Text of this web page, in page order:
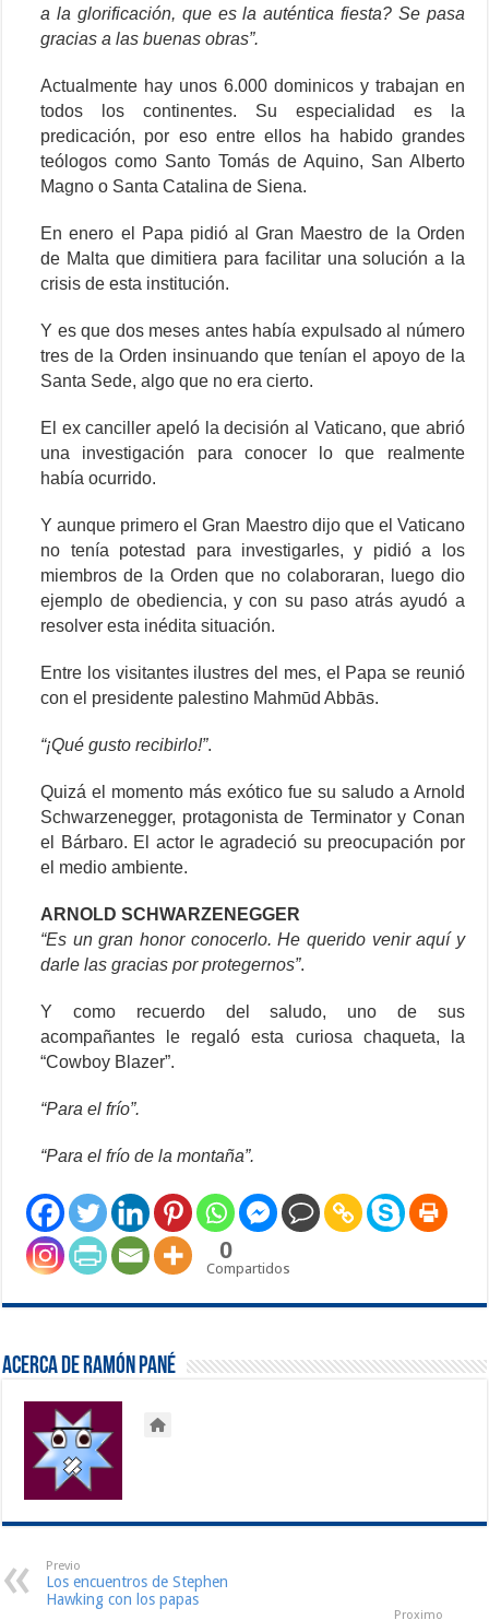
a la glorificación, que es la auténtica fiesta? Se pasa
gracias a las buenas obras”.
Actualmente hay unos 6.000 dominicos y trabajan en
todos los continentes. Su especialidad es la
predicación, por eso entre ellos ha habido grandes
teólogos como Santo Tomás de Aquino, San Alberto
Magno o Santa Catalina de Siena.
En enero el Papa pidió al Gran Maestro de la Orden
de Malta que dimitiera para facilitar una solución a la
crisis de esta institución.
Y es que dos meses antes había expulsado al número
tres de la Orden insinuando que tenían el apoyo de la
Santa Sede, algo que no era cierto.
El ex canciller apeló la decisión al Vaticano, que abrió
una investigación para conocer lo que realmente
había ocurrido.
Y aunque primero el Gran Maestro dijo que el Vaticano
no tenía potestad para investigarles, y pidió a los
miembros de la Orden que no colaboraran, luego dio
ejemplo de obediencia, y con su paso atrás ayudó a
resolver esta inédita situación.
Entre los visitantes ilustres del mes, el Papa se reunió
con el presidente palestino Mahmūd Abbās.
“¡Qué gusto recibirlo!”.
Quizá el momento más exótico fue su saludo a Arnold
Schwarzenegger, protagonista de Terminator y Conan
el Bárbaro. El actor le agradeció su preocupación por
el medio ambiente.
ARNOLD SCHWARZENEGGER
“Es un gran honor conocerlo. He querido venir aquí y
darle las gracias por protegernos”.
Y como recuerdo del saludo, uno de sus
acompañantes le regaló esta curiosa chaqueta, la
“Cowboy Blazer”.
“Para el frío”.
“Para el frío de la montaña”.
0
Compartidos
Acerca de Ramón Pané
Previo
Los encuentros de Stephen
Hawking con los papas
Proximo